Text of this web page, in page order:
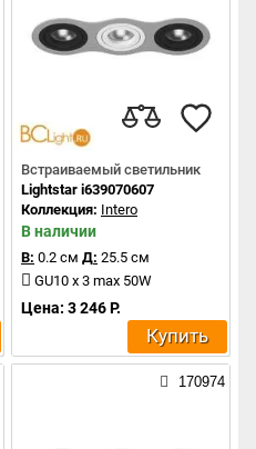
Встраиваемый светильник
Lightstar i639070607
Коллекция: Intero
В наличии
В: 0.2 см Д: 25.5 см
GU10 x 3 max 50W
Цена: 3 246 Р.
Купить
170974